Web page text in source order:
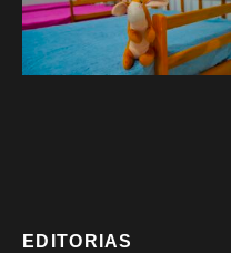
EDITORIAS